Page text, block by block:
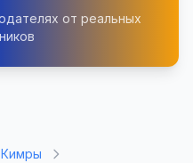
от реальных
Кимры